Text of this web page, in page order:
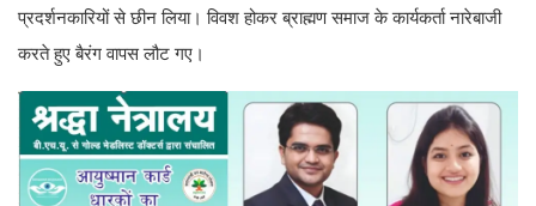
प्रदर्शनकारियों से छीन लिया। विवश होकर ब्राह्मण समाज के कार्यकर्ता नारेबाजी
करते हुए बैरंग वापस लौट गए।